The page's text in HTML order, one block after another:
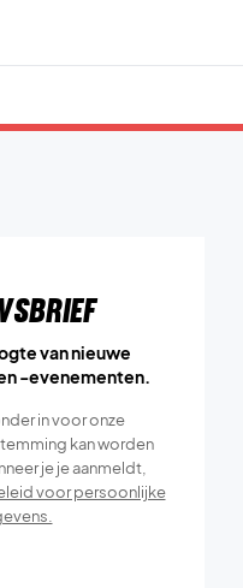
van nieuwe
-evenementen.
in voor onze
kan worden
je je aanmeldt,
voor persoonlijke